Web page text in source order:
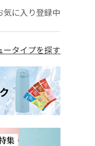
気に入り登録中
ータイプを探す